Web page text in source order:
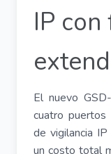
IP
El nuevo
cuatro
de vigilancia
un costo total